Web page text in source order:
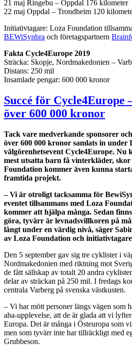
21 maj Ringebu – Oppdal 176 kilometer
22 maj Oppdal – Trondheim 120
Initiativtagare: Loza Foundation
BEWiSynbra och företagspartnern
Fakta Cycle4Europe 2019
Sträcka: Skopje, Nordmakedonien –
Distans: 250 mil
Insamlade pengar: 600 000 kronor
Succé för Cycle4Europe
över 600 000 kronor
Tack vare medverkande sponsorer
över 600 000 kronor samlats in under
välgörenhetsevent Cycle4Europe. Nu
mest utsatta barn få vinterkläder, skor
Foundation kommer även kunna
framtida projekt.
– Vi är otroligt tacksamma för
eventet tillsammans med Loza
kommer att hjälpa många. Sedan
göra, tyvärr är levnadsvillkoren på må
långt under en värdig nivå, säger
av Loza Foundation och
Den 5 september gav sig tre cyklister i
Nordmakedonien med riktning mot
de fått sällskap av totalt 20 andra
delar av sträckan på 250 mil. I fredags
centrala Varberg på svenska västkusten.
– Vi har mött personer längs vägen som
aha-upplevelse, att de är glada att vi
Europa. Det är många i Östeuropa som
men som tyvärr inte har tillräckligt med
Grubbeson.